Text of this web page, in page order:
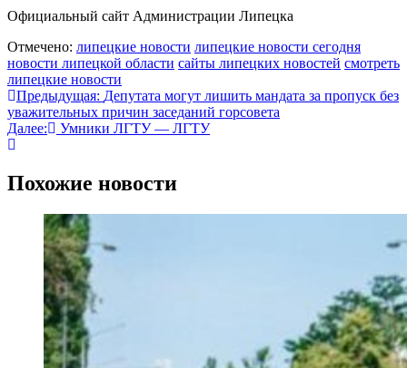
Официальный сайт Администрации Липецка
Отмечено: липецкие новости липецкие новости сегодня
новости липецкой области сайты липецких новостей смотреть
липецкие новости
Навигация
по
записям
Предыдущая: Депутата могут лишить мандата за пропуск без
уважительных причин заседаний горсовета
Далее:
Умники ЛГТУ — ЛГТУ
Похожие новости